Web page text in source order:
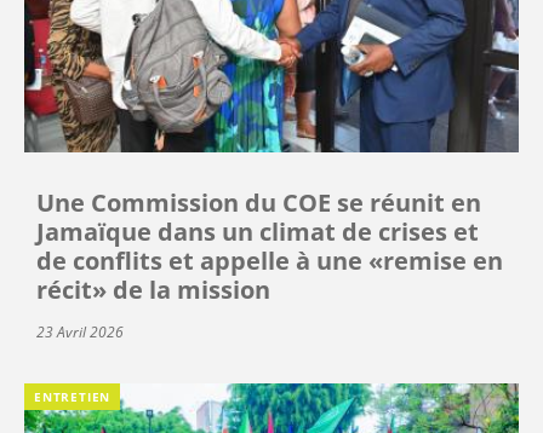
Une Commission du COE se réunit en
Jamaïque dans un climat de crises et
de conflits et appelle à une «remise en
récit» de la mission
23 Avril 2026
ENTRETIEN